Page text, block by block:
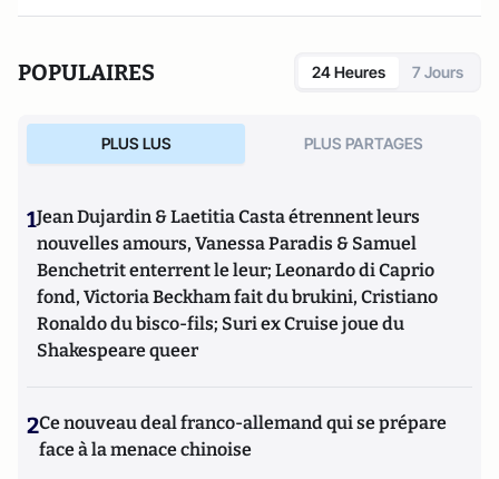
POPULAIRES 24 Heures 7 Jours
PLUS LUS PLUS PARTAGES
1Jean Dujardin & Laetitia Casta étrennent leurs
nouvelles amours, Vanessa Paradis & Samuel
Benchetrit enterrent le leur; Leonardo di Caprio
fond, Victoria Beckham fait du brukini, Cristiano
Ronaldo du bisco-fils; Suri ex Cruise joue du
Shakespeare queer
2Ce nouveau deal franco-allemand qui se prépare
face à la menace chinoise